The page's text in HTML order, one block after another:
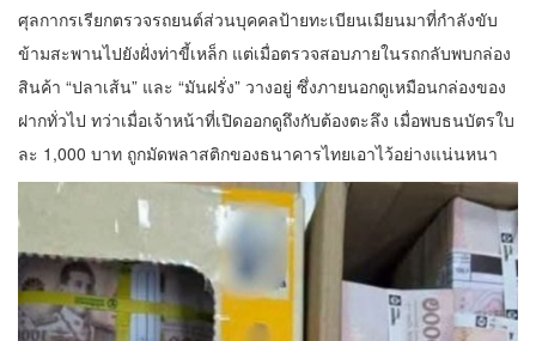
ศุลกากรเรียกตรวจรถยนต์ส่วนบุคคลป้ายทะเบียนเมียนมาที่กำลังขับ
ข้ามสะพานไปยังฝั่งท่าขี้เหล็ก แต่เมื่อตรวจสอบภายในรถกลับพบกล่อง
สินค้า “ปลาเส้น” และ “มันฝรั่ง” วางอยู่ ซึ่งภายนอกดูเหมือนกล่องของ
ฝากทั่วไป ทว่าเมื่อเจ้าหน้าที่เปิดออกดูถึงกับต้องตะลึง เมื่อพบธนบัตรใบ
ละ 1,000 บาท ถูกมัดพลาสติกของธนาคารไทยเอาไว้อย่างแน่นหนา